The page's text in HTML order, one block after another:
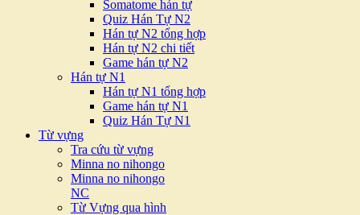
Somatome hán tự
Quiz Hán Tự N2
Hán tự N2 tổng hợp
Hán tự N2 chi tiết
Game hán tự N2
Hán tự N1
Hán tự N1 tổng hợp
Game hán tự N1
Quiz Hán Tự N1
Từ vựng
Tra cứu từ vựng
Minna no nihongo
Minna no nihongo
NC
Từ Vựng qua hình